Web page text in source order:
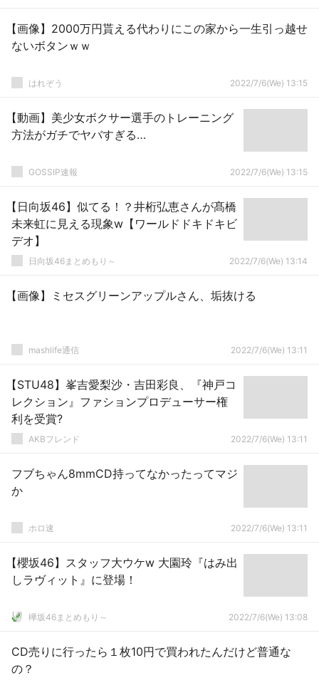
【画像】2000万円貰える代わりにこの家から一生引っ越せ
ないボタンｗｗ
はれぞう 2022/7/6(We) 13:15
【動画】美少女ボクサー選手のトレーニング
方法がガチでヤバすぎる…
GOSSIP速報 2022/7/6(We) 13:15
【日向坂46】似てる！？井桁弘恵さんが髙橋
未来虹に見える現象w【ワールドドキドキビ
デオ】
日向坂46まとめもり～ 2022/7/6(We) 13:14
【画像】ミセスグリーンアップルさん、垢抜ける
mashlife通信 2022/7/6(We) 13:11
【STU48】峯吉愛梨沙・吉田彩良、『神戸コ
レクション』ファションプロデューサー権
利を受賞?
AKBフレンド 2022/7/6(We) 13:11
フブちゃん8mmCD持ってなかったってマジ
か
ホロ速 2022/7/6(We) 13:11
【櫻坂46】スタッフ大ウケw 大園玲『はみ出
しラヴィット』に登場！
欅坂46まとめもり～ 2022/7/6(We) 13:08
CD売りに行ったら１枚10円で買われたんだけど普通な
の？